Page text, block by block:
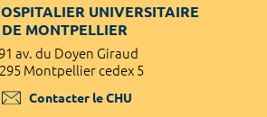
UNIVERSITAIRE
DE MONTPELLIER
av. du Doyen Giraud
Montpellier cedex 5
Contacter le CHU